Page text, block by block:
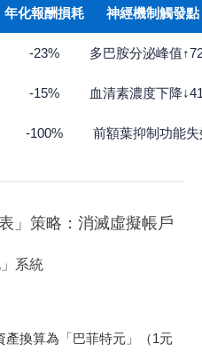
年化報酬損耗 神經機制觸發點
-23% 多巴胺分泌峰值
-15% 血清素濃度下降
-100% 前額葉抑制功能失
」策略：消滅虛擬帳戶
系統
產換算為「巴菲特元」（1元